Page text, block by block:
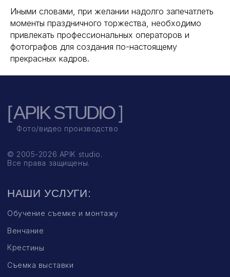
Иными словами, при желании надолго запечатлеть
моменты праздничного торжества, необходимо
привлекать профессиональных операторов и
фотографов для создания по-настоящему
прекрасных кадров.